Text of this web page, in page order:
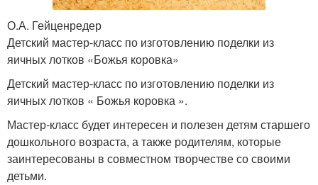
О.А. Гейценредер
Детский мастер-класс по изготовлению поделки из
яичных лотков «Божья коровка»
Детский мастер-класс по изготовлению поделки из
яичных лотков « Божья коровка ».
Мастер-класс будет интересен и полезен детям старшего
дошкольного возраста, а также родителям, которые
заинтересованы в совместном творчестве со своими
детьми.